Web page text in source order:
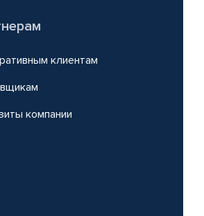
клиентам
компании